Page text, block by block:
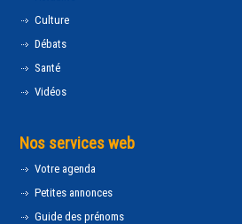
Culture
Débats
Santé
Vidéos
Nos services web
Votre agenda
Petites annonces
Guide des prénoms